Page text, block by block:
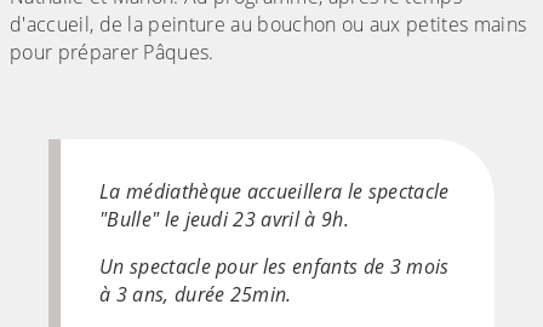
d'accueil, de la peinture au bouchon ou aux petites mains
pour préparer Pâques.
La médiathèque accueillera le spectacle
"Bulle" le jeudi 23 avril à 9h.
Un spectacle pour les enfants de 3 mois
à 3 ans, durée 25min.